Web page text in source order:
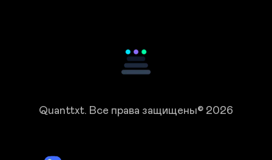
Quanttxt. Все права защищены© 2026